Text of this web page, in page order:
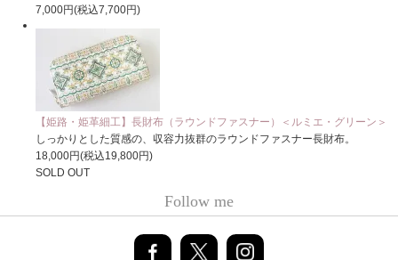
7,000円(税込7,700円)
【姫路・姫革細工】長財布（ラウンドファスナー）＜ルミエ・グリーン＞
しっかりとした質感の、収容力抜群のラウンドファスナー長財布。
18,000円(税込19,800円)
SOLD OUT
Follow me